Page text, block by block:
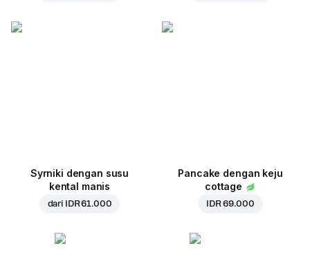
Syrniki dengan susu
kental manis
dari IDR 61.000
Pancake dengan keju
cottage
IDR 69.000